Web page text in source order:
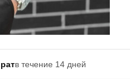
Худі
Боди
в течение 14 дней